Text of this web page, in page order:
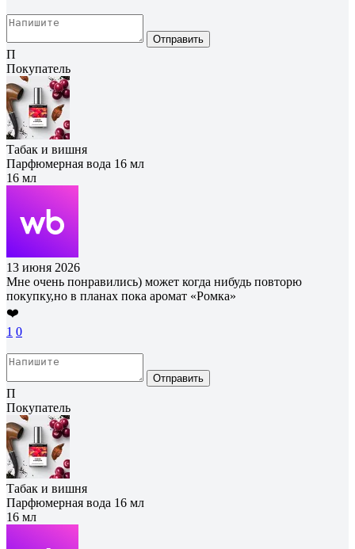
Отправить
П
Покупатель
Табак и вишня
Парфюмерная вода 16 мл
16 мл
13 июня 2026
Мне очень понравились) может когда нибудь повторю
покупку,но в планах пока аромат «Ромка»
❤️
1 0
Отправить
П
Покупатель
Табак и вишня
Парфюмерная вода 16 мл
16 мл